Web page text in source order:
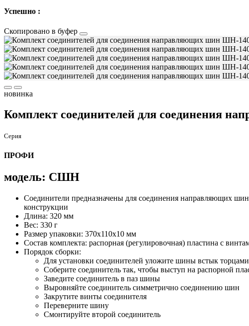
Успешно :
Скопировано в буфер
новинка
Комплект соединителей для соединения
Серия
ПРОФИ
модель: СШН
Соединители предназначены для соединения направляющих
конструкции
Длина: 320 мм
Вес: 330 г
Размер упаковки: 370х110х10 мм
Состав комплекта: распорная (регулировочная) пластина с
Порядок сборки:
Для установки соединителей уложите шины встык
Соберите соединитель так, чтобы выступ на распорной
Заведите соединитель в паз шины
Выровняйте соединитель симметрично соединению шин
Закрутите винты соединителя
Переверните шину
Смонтируйте второй соединитель